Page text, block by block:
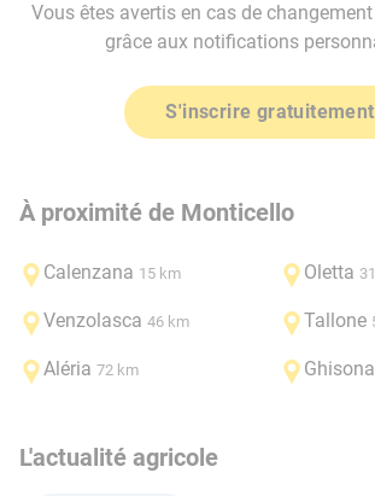
Vous êtes avertis en cas de
grâce aux notifications
S'inscrire gratuitement
À proximité de Monticello
Calenzana 15 km Oletta
Venzolasca 46 km Tallone
Aléria 72 km
L'actualité agricole